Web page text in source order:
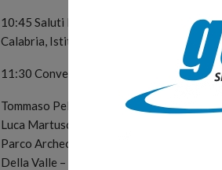
10:45 Saluti Famiglia Sgueglia, Luigi
Calabria, Istituzioni e Organizzazioni
11:30 Convegno “Oleoturismo, sviluppo
Tommaso Pellegrino – Consigliere
Luca Martuscelli – Vicepresidente
Parco Archeologico di Pompei, Salvatore
Della Valle – Promozione e Valorizzazione